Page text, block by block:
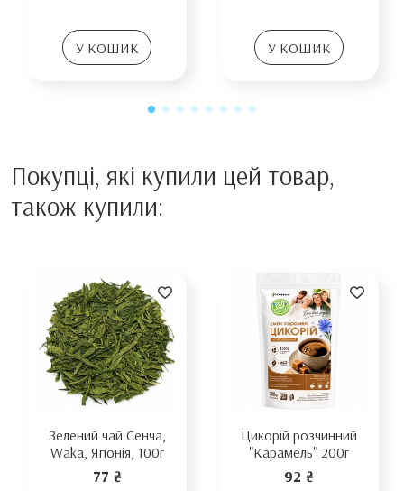
У КОШИК У КОШИК
Покупці, які купили цей товар,
також купили:
Зелений чай Сенча,
Waka, Японія, 100г
77 ₴
Цикорій розчинний
"Карамель" 200г
92 ₴